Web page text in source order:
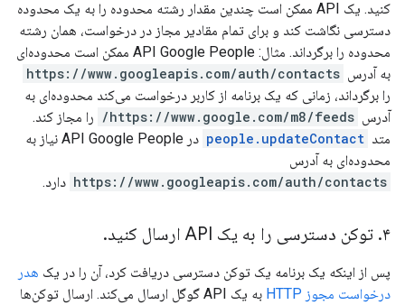
کنید. یک API ممکن است چندین مقدار رشته محدوده را به یک محدوده
دسترسی نگاشت کند و برای تمام مقادیر مجاز در درخواست، همان رشته
محدوده را برگرداند. مثال: API Google People ممکن است محدوده‌ای
به آدرس
https://www.googleapis.com/auth/contacts
را برگرداند، زمانی که یک برنامه از کاربر درخواست می‌کند محدوده‌ای به
آدرس
https://www.google.com/m8/feeds/
را مجاز کند.
متد people.updateContact
در API Google People نیاز به
محدوده‌ای به آدرس
https://www.googleapis.com/auth/contacts دارد.
۴. توکن دسترسی را به یک API ارسال کنید .
پس از اینکه یک برنامه یک توکن دسترسی دریافت کرد، آن را در یک هدر
درخواست مجوز HTTP
به یک API گوگل ارسال می‌کند. ارسال توکن‌ها